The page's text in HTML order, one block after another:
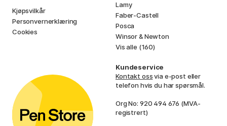
Kjøpsvilkår
Personvernerklæring
Cookies
Lamy
Faber-Castell
Posca
Winsor & Newton
Vis alle (160)
Kundeservice
Kontakt ossvia e-post eller
telefon hvis du har spørsmål.
Org No: 920 494 676 (MVA-
registrert)